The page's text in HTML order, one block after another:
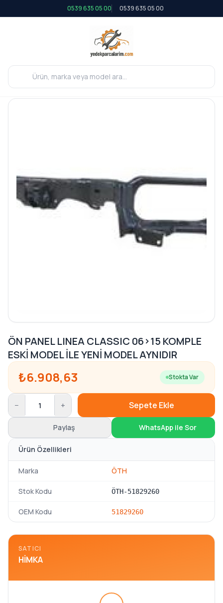
0539 635 05 00 0539 635 05 00
ÖN PANEL LINEA CLASSIC 06>15 KOMPLE
ESKİ MODEL İLE YENİ MODEL AYNIDIR
₺6.908,63 Stokta Var
− + Sepete Ekle
Paylaş WhatsApp ile Sor
Ürün Özellikleri
Marka ÖTH
Stok Kodu ÖTH-51829260
OEM Kodu 51829260
SATICI
HIMKA